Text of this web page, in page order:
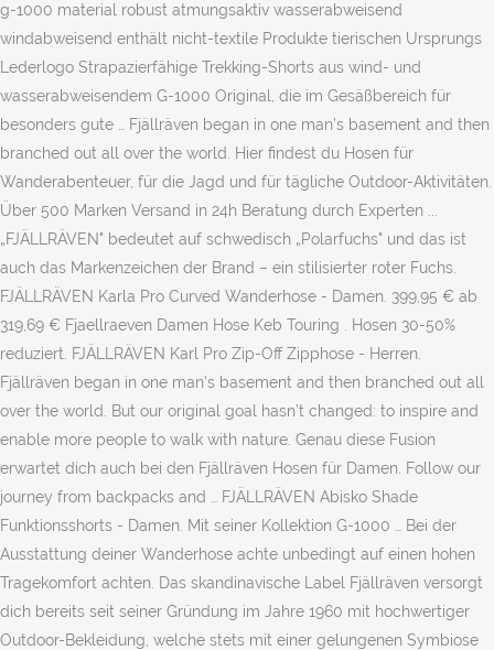
g-1000 material robust atmungsaktiv wasserabweisend
windabweisend enthält nicht-textile Produkte tierischen Ursprungs
Lederlogo Strapazierfähige Trekking-Shorts aus wind- und
wasserabweisendem G-1000 Original, die im Gesäßbereich für
besonders gute … Fjällräven began in one man’s basement and then
branched out all over the world. Hier findest du Hosen für
Wanderabenteuer, für die Jagd und für tägliche Outdoor-Aktivitäten.
Über 500 Marken Versand in 24h Beratung durch Experten ...
„FJÄLLRÄVEN" bedeutet auf schwedisch „Polarfuchs" und das ist
auch das Markenzeichen der Brand – ein stilisierter roter Fuchs.
FJÄLLRÄVEN Karla Pro Curved Wanderhose - Damen. 399,95 € ab
319,69 € Fjaellraeven Damen Hose Keb Touring . Hosen 30-50%
reduziert. FJÄLLRÄVEN Karl Pro Zip-Off Zipphose - Herren.
Fjällräven began in one man’s basement and then branched out all
over the world. But our original goal hasn’t changed: to inspire and
enable more people to walk with nature. Genau diese Fusion
erwartet dich auch bei den Fjällräven Hosen für Damen. Follow our
journey from backpacks and … FJÄLLRÄVEN Abisko Shade
Funktionsshorts - Damen. Mit seiner Kollektion G-1000 … Bei der
Ausstattung deiner Wanderhose achte unbedingt auf einen hohen
Tragekomfort achten. Das skandinavische Label Fjällräven versorgt
dich bereits seit seiner Gründung im Jahre 1960 mit hochwertiger
Outdoor-Bekleidung, welche stets mit einer gelungenen Symbiose